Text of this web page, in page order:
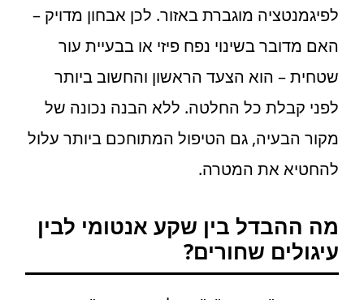
לפיגמנטציה מוגברת באזור. לכן אבחון מדויק –
האם מדובר בשינוי נפח פיזי או בבעיית עור
שטחית – הוא הצעד הראשון והחשוב ביותר
לפני קבלת כל החלטה. ללא הבנה נכונה של
מקור הבעיה, גם הטיפול המתוחכם ביותר עלול
להחטיא את המטרה.
מה ההבדל בין שקע אנטומי לבין
עיגולים שחורים?